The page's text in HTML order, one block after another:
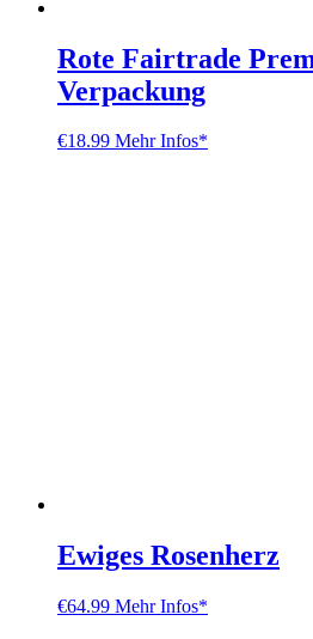
Rote Fairtrade
Verpackung
€18.99 Mehr Infos*
Ewiges Rosenherz
€64.99 Mehr Infos*